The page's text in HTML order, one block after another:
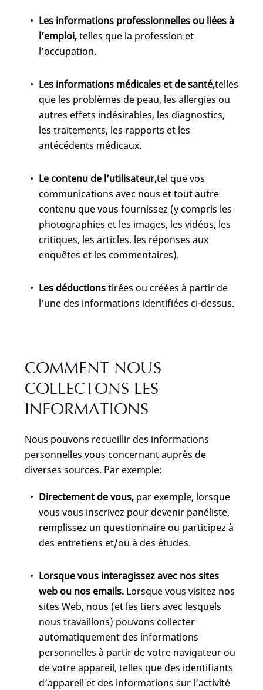
Les informations professionnelles ou liées à
l’emploi,telles que la profession et
l’occupation.
Les informations médicales et de santé,telles
que les problèmes de peau, les allergies ou
autres effets indésirables, les diagnostics,
les traitements, les rapports et les
antécédents médicaux.
Le contenu de l’utilisateur,tel que vos
communications avec nous et tout autre
contenu que vous fournissez (y compris les
photographies et les images, les vidéos, les
critiques, les articles, les réponses aux
enquêtes et les commentaires).
Les déductionstirées ou créées à partir de
l’une des informations identifiées ci-dessus.
COMMENT NOUS
COLLECTONS LES
INFORMATIONS
Nous pouvons recueillir des informations
personnelles vous concernant auprès de
diverses sources. Par exemple:
Directement de vous, par exemple, lorsque
vous vous inscrivez pour devenir panéliste,
remplissez un questionnaire ou participez à
des entretiens et/ou à des études.
Lorsque vous interagissez avec nos sites
web ou nos emails. Lorsque vous visitez nos
sites Web, nous (et les tiers avec lesquels
nous travaillons) pouvons collecter
automatiquement des informations
personnelles à partir de votre navigateur ou
de votre appareil, telles que des identifiants
d’appareil et des informations sur l’activité